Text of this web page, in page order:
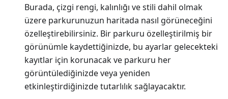
Burada, çizgi rengi, kalınlığı ve stili dahil olmak
üzere parkurunuzun haritada nasıl görüneceğini
özelleştirebilirsiniz. Bir parkuru özelleştirilmiş bir
görünümle kaydettiğinizde, bu ayarlar gelecekteki
kayıtlar için korunacak ve parkuru her
görüntülediğinizde veya yeniden
etkinleştirdiğinizde tutarlılık sağlayacaktır.